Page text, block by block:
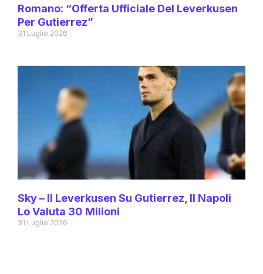
Romano: “Offerta Ufficiale Del Leverkusen
Per Gutierrez”
31 Luglio 2026
Sky – Il Leverkusen Su Gutierrez, Il Napoli
Lo Valuta 30 Milioni
31 Luglio 2026